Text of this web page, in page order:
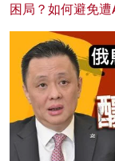
困局？如何避免遭